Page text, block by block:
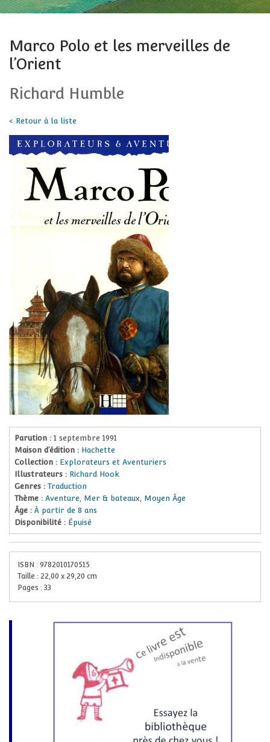
Marco Polo et les merveilles de
l’Orient
Richard Humble
< Retour à la liste
Parution : 1 septembre 1991
Maison d’édition : Hachette
Collection : Explorateurs et Aventuriers
Illustrateurs : Richard Hook
Genres : Traduction
Thème :Aventure Mer & bateaux Moyen Âge
Âge :À partir de 8 ans
Disponibilité : Épuisé
ISBN : 9782010170515
Taille : 22,00 x 29,20 cm
Pages : 33